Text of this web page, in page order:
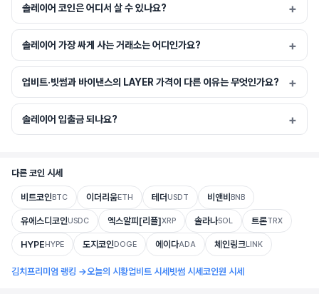
솔레이어 코인은 어디서 살 수 있나요?
솔레이어 가장 싸게 사는 거래소는 어디인가요?
업비트·빗썸과 바이낸스의 LAYER 가격이 다른 이유는 무엇인가요?
솔레이어 입출금 되나요?
다른 코인 시세
비트코인BTC 이더리움ETH 테더USDT 비앤비 BNB
유에스디코인USDC 엑스알피[리플]XRP 솔라나SOL 트론TRX
HYPEHYPE 도지코인DOGE 에이다ADA 체인링크LINK
김치프리미엄 랭킹 →오늘의 시황업비트 시세 빗썸 시세 코인원 시세